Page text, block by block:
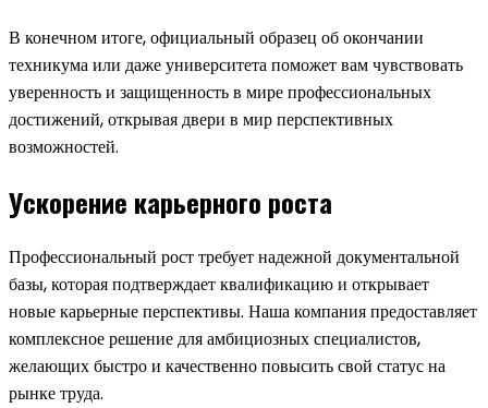
В конечном итоге, официальный образец об окончании
техникума или даже университета поможет вам чувствовать
уверенность и защищенность в мире профессиональных
достижений, открывая двери в мир перспективных
возможностей.
Ускорение карьерного роста
Профессиональный рост требует надежной документальной
базы, которая подтверждает квалификацию и открывает
новые карьерные перспективы. Наша компания предоставляет
комплексное решение для амбициозных специалистов,
желающих быстро и качественно повысить свой статус на
рынке труда.